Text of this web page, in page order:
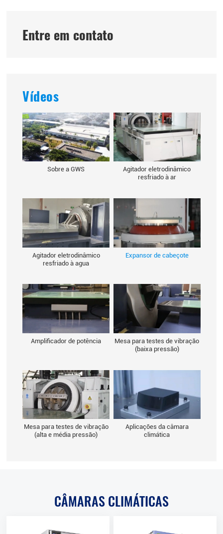
Entre em contato
Vídeos
Sobre a GWS
Agitador eletrodinâmico
resfriado à ar
Agitador eletrodinâmico
resfriado à agua
Expansor de cabeçote
Amplificador de potência
Mesa para testes de vibração
(baixa pressão)
Mesa para testes de vibração
(alta e média pressão)
Aplicações da câmara
climática
CÂMARAS CLIMÁTICAS